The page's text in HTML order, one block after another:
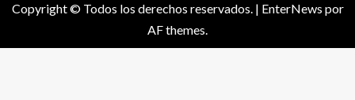
Copyright © Todos los derechos reservados. | EnterNews por
AF themes.